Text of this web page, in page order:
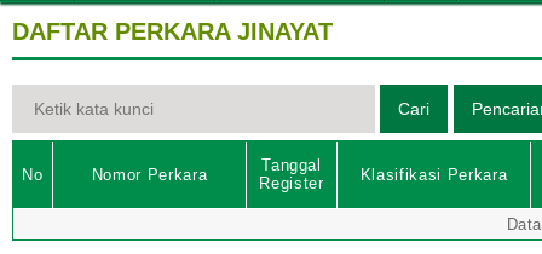
DAFTAR PERKARA JINAYAT
No Nomor Perkara
Tanggal
Register
Klasifikasi Perkara